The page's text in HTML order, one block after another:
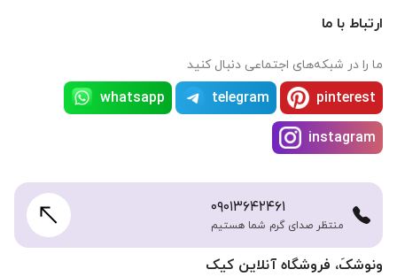
ونوشکَ، فروشگاه آنلاین کیک
ارتباط با ما
ما را در شبکه‌های اجتماعی دنبال کنید
pinterest
telegram
whatsapp
instagram
۰۹۰۱۳۶۴۲۴۶۱
منتظر صدای گرم شما هستیم